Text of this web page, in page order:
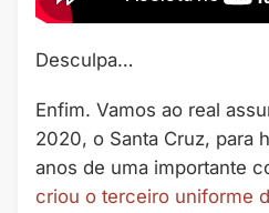
Desculpa…
Enfim. Vamos ao real
2020, o Santa Cruz, para
anos de uma importante
criou o terceiro uniforme